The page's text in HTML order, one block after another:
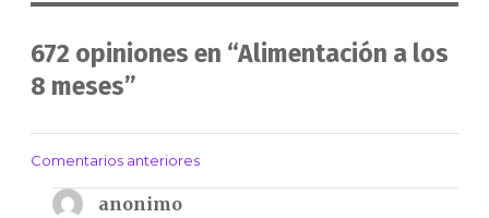
672 opiniones en “Alimentación a los
8 meses”
Navegación
de
Comentarios anteriores
anonimodice: